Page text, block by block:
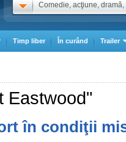
Comedie, acţiune, dramă,
Timp liber În curând Trailer
Eastwood"
în condiţii